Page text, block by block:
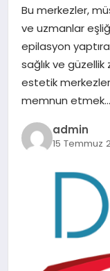
EĞITIM
MAGAZIN
YAŞAM
OTOMOBIL
Bu merkezler,
ve uzmanlar
epilasyon
sağlık ve
estetik
memnun etmek…
admin
15 Temmuz